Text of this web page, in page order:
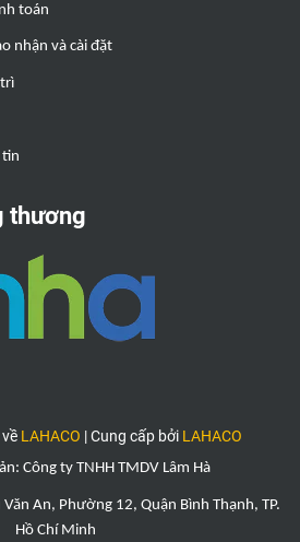
toán
nhận và cài đặt
tin
thương
LAHACO |Cung cấp bởi LAHACO
Công ty TNHH TMDV Lâm Hà
An, Phường 12, Quận Bình Thạnh, TP.
Hồ Chí Minh